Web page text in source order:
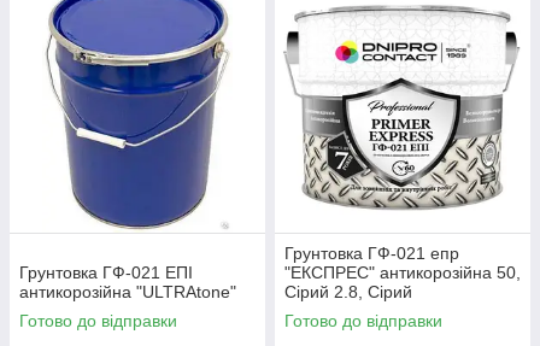
Грунтовка ГФ-021 ЕПІ
антикорозійна "ULTRAtone"
Готово до відправки
Грунтовка ГФ-021 епр
"ЕКСПРЕС" антикорозійна 50,
Сірий 2.8, Сірий
Готово до відправки